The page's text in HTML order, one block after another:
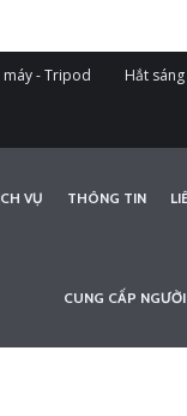
máy - Tripod Hắt
VỤ THÔNG TIN
CUNG CẤP